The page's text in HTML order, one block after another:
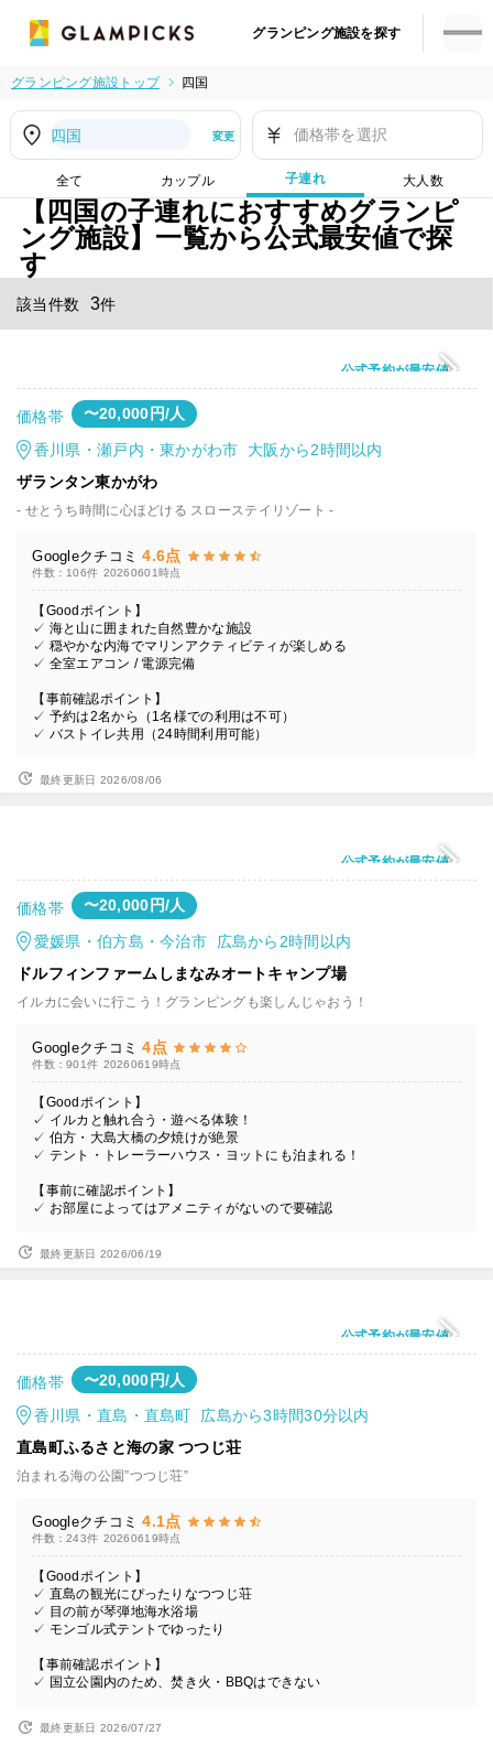
グランピング施設を探す
グランピング施設トップ 四国
四国 変更 価格帯を選択
全て カップル 子連れ 大人数
【四国の子連れにおすすめグランピ
ング施設】一覧から公式最安値で探
す
該当件数 3件
公式予約が最安値
価格帯 〜20,000円/人
香川県・瀬戸内・東かがわ市 大阪から2時間以内
ザランタン東かがわ
- せとうち時間に心ほどける スローステイリゾート -
Googleクチコミ 4.6点
件数：106件 20260601時点
【Goodポイント】
✓ 海と山に囲まれた自然豊かな施設
✓ 穏やかな内海でマリンアクティビティが楽しめる
✓ 全室エアコン / 電源完備
【事前確認ポイント】
✓ 予約は2名から（1名様での利用は不可）
✓ バストイレ共用（24時間利用可能）
最終更新日 2026/08/06
公式予約が最安値
価格帯 〜20,000円/人
愛媛県・伯方島・今治市 広島から2時間以内
ドルフィンファームしまなみオートキャンプ場
イルカに会いに行こう！グランピングも楽しんじゃおう！
Googleクチコミ 4点
件数：901件 20260619時点
【Goodポイント】
✓ イルカと触れ合う・遊べる体験！
✓ 伯方・大島大橋の夕焼けが絶景
✓ テント・トレーラーハウス・ヨットにも泊まれる！
【事前に確認ポイント】
✓ お部屋によってはアメニティがないので要確認
最終更新日 2026/06/19
公式予約が最安値
価格帯 〜20,000円/人
香川県・直島・直島町 広島から3時間30分以内
直島町ふるさと海の家 つつじ荘
泊まれる海の公園”つつじ荘”
Googleクチコミ 4.1点
件数：243件 20260619時点
【Goodポイント】
✓ 直島の観光にぴったりなつつじ荘
✓ 目の前が琴弾地海水浴場
✓ モンゴル式テントでゆったり
【事前確認ポイント】
✓ 国立公園内のため、焚き火・BBQはできない
最終更新日 2026/07/27